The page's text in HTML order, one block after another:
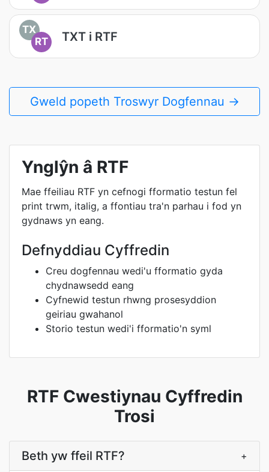
TX
RT
TXT i RTF
Gweld popeth Troswyr Dogfennau →
Ynglŷn â RTF
Mae ffeiliau RTF yn cefnogi fformatio testun fel
print trwm, italig, a ffontiau tra'n parhau i fod yn
gydnaws yn eang.
Defnyddiau Cyffredin
Creu dogfennau wedi'u fformatio gyda
chydnawsedd eang
Cyfnewid testun rhwng prosesyddion
geiriau gwahanol
Storio testun wedi'i fformatio'n syml
RTF Cwestiynau Cyffredin
Trosi
Beth yw ffeil RTF? +